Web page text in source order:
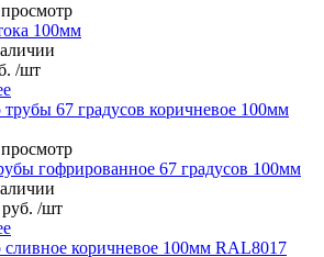
100мм
/шт
гофрированное 67 градусов 100мм
/шт